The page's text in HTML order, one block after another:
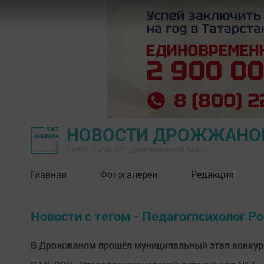
НОВОСТИ
Главная Фотогалереи Редакция
Новости с тегом - Педагогпсихолог
В Дрожжаном прошёл муниципальный этап